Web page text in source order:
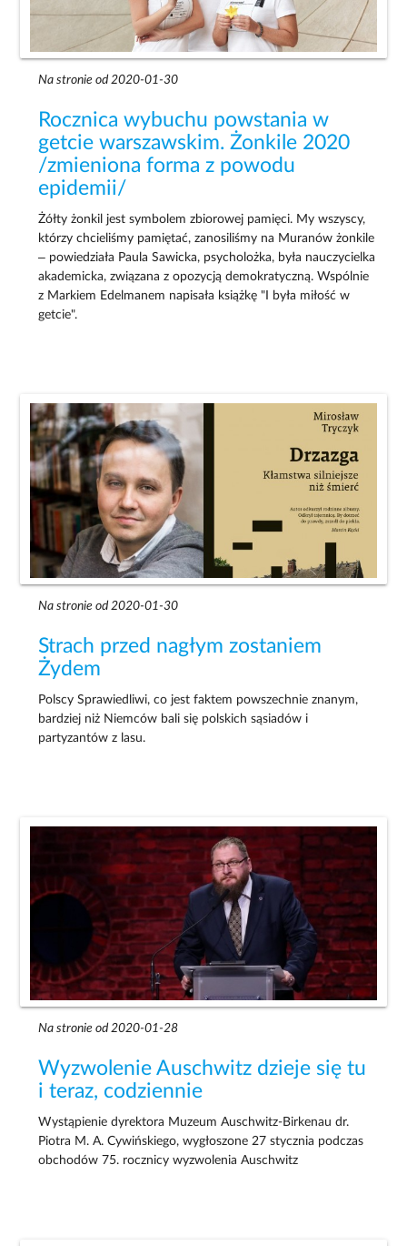
Na stronie od 2020-01-30
Rocznica wybuchu powstania w
getcie warszawskim. Żonkile 2020
/zmieniona forma z powodu
epidemii/
Żółty żonkil jest symbolem zbiorowej pamięci. My wszyscy,
którzy chcieliśmy pamiętać, zanosiliśmy na Muranów żonkile
– powiedziała Paula Sawicka, psycholożka, była nauczycielka
akademicka, związana z opozycją demokratyczną. Wspólnie
z Markiem Edelmanem napisała książkę "I była miłość w
getcie".
Na stronie od 2020-01-30
Strach przed nagłym zostaniem
Żydem
Polscy Sprawiedliwi, co jest faktem powszechnie znanym,
bardziej niż Niemców bali się polskich sąsiadów i
partyzantów z lasu.
Na stronie od 2020-01-28
Wyzwolenie Auschwitz dzieje się tu
i teraz, codziennie
Wystąpienie dyrektora Muzeum Auschwitz-Birkenau dr.
Piotra M. A. Cywińskiego, wygłoszone 27 stycznia podczas
obchodów 75. rocznicy wyzwolenia Auschwitz